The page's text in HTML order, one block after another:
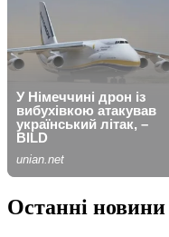
Останні новини